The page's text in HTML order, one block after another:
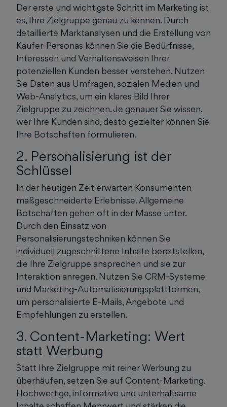
Der erste und wichtigste Schritt im Marketing ist
es, Ihre Zielgruppe genau zu kennen. Durch
detaillierte Marktanalysen und die Erstellung von
Käufer-Personas können Sie die Bedürfnisse,
Interessen und Verhaltensweisen Ihrer
potenziellen Kunden besser verstehen. Nutzen
Sie Daten aus Umfragen, sozialen Medien und
Web-Analytics, um ein klares Bild Ihrer
Zielgruppe zu zeichnen. Je genauer Sie wissen,
wer Ihre Kunden sind, desto gezielter können Sie
Ihre Botschaften formulieren.
2. Personalisierung ist der
Schlüssel
In der heutigen Zeit erwarten Konsumenten
maßgeschneiderte Erlebnisse. Allgemeine
Botschaften gehen oft in der Masse unter.
Durch den Einsatz von
Personalisierungstechniken können Sie
individuell zugeschnittene Inhalte bereitstellen,
die Ihre Zielgruppe ansprechen und sie zur
Interaktion anregen. Nutzen Sie CRM-Systeme
und Marketing-Automatisierungsplattformen,
um personalisierte E-Mails, Angebote und
Empfehlungen zu erstellen.
3. Content-Marketing: Wert
statt Werbung
Statt Ihre Zielgruppe mit reiner Werbung zu
überhäufen, setzen Sie auf Content-Marketing.
Hochwertige, informative und unterhaltsame